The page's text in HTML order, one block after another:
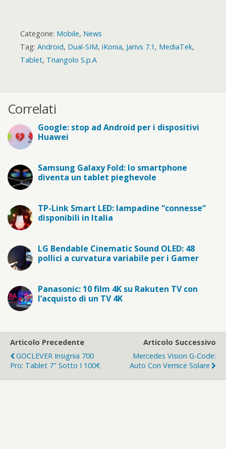
Categorie: Mobile, News
Tag: Android, Dual-SIM, iKonia, Jarivs 7.1 , MediaTek,
Tablet, Triangolo S.p.A
Correlati
Google: stop ad Android per i dispositivi
Huawei
Samsung Galaxy Fold: lo smartphone
diventa un tablet pieghevole
TP-Link Smart LED: lampadine “connesse”
disponibili in Italia
LG Bendable Cinematic Sound OLED: 48
pollici a curvatura variabile per i Gamer
Panasonic: 10 film 4K su Rakuten TV con
l’acquisto di un TV 4K
Articolo Precedente
GOCLEVER Insignia 700
Pro: Tablet 7" Sotto I 100€
Articolo Successivo
Mercedes Vision G-Code:
Auto Con Vernice Solare